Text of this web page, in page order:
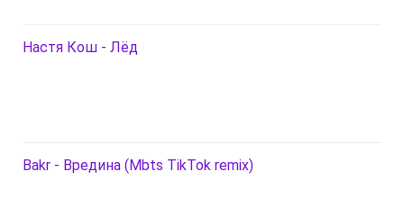
Настя Кош - Лёд
Bakr - Вредина (Mbts TikTok remix)